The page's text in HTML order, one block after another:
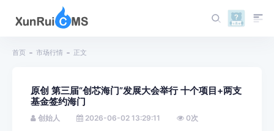
首页 市场行情 正文
原创 第三届“创芯海门”发展大会举行 十个项目+两支
基金签约海门
创始人 2026-06-02 13:29:11 0次